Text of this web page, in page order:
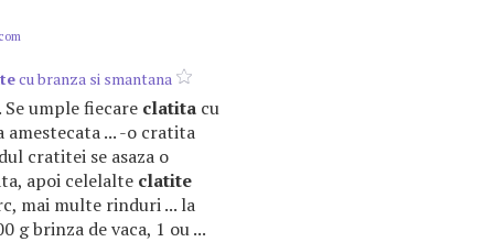
cu branza si smantana
Se umple fiecare clatita cu
amestecata ... -o cratita
cratitei se asaza o
apoi celelalte clatite
mai multe rinduri ... la
g brinza de vaca, 1 ou ...